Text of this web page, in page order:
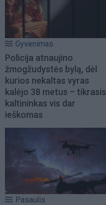
Gyvenimas
Policija atnaujino
žmogžudystės bylą, dėl
kurios nekaltas vyras
kalėjo 38 metus – tikrasis
kaltininkas vis dar
ieškomas
Pasaulis